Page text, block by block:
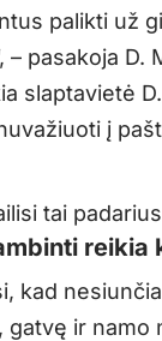
palikti už
– pasakoja D.
slaptavietė
į
tai
reikia
kad
gatvę ir namo